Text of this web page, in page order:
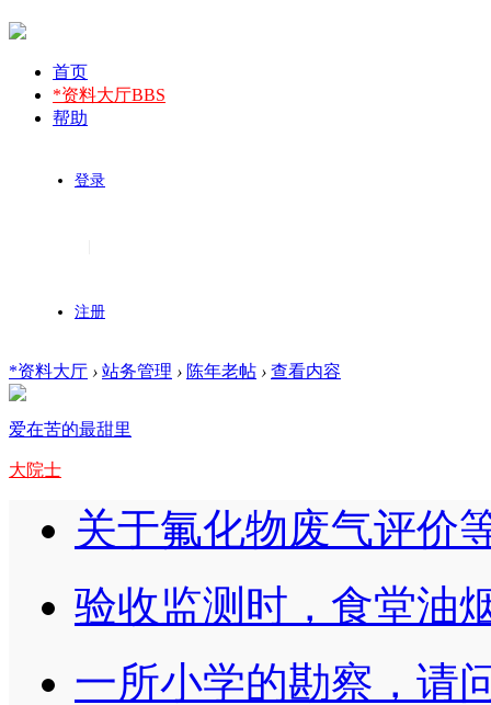
首页
*资料大厅BBS
帮助
登录
注册
*资料大厅 › 站务管理 › 陈年老帖 › 查看内容
爱在苦的最甜里
大院士
关于氟化物废气评价
验收监测时，食堂油
一所小学的勘察，请